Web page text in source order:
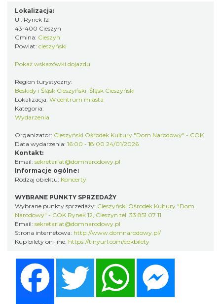
Cieszyn
0.11 km
Cieszyn
2026-08-30
0.11 km
Lokalizacja:
Ul. Rynek 12
43-400 Cieszyn
Gmina: Cieszyn
Powiat: cieszyński
Pokaż wskazówki dojazdu
Region turystyczny:
Beskidy i Śląsk Cieszyński, Śląsk Cieszyński
Lokalizacja: W centrum miasta
Kategoria:
Wydarzenia
Organizator: Cieszyński Ośrodek Kultury "Dom Narodowy" - COK
Data wydarzenia: 16:00 - 18:00 24/01/2026
Kontakt:
Email: sekretariat@domnarodowy.pl
Informacje ogólne:
Rodzaj obiektu: Koncerty
WYBRANE PUNKTY SPRZEDAŻY
Wybrane punkty sprzedaży: Cieszyński Ośrodek Kultury "Dom
Narodowy" - COK Rynek 12, Cieszyn tel. 33 851 07 11
Email: sekretariat@domnarodowy.pl
Strona internetowa: http://www.domnarodowy.pl/
Kup bilety on-line: https://tinyurl.com/cokbilety
Twitter WhatsApp